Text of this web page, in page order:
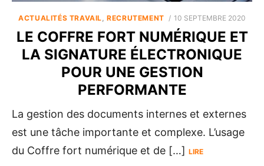
ACTUALITÉS TRAVAIL,RECRUTEMENT
POSTED
ON
10 SEPTEMBRE 2020
LE COFFRE FORT NUMÉRIQUE ET
LA SIGNATURE ÉLECTRONIQUE
POUR UNE GESTION
PERFORMANTE
La gestion des documents internes et externes
est une tâche importante et complexe. L’usage
du ​Coffre fort numérique​ et de […] LIRE